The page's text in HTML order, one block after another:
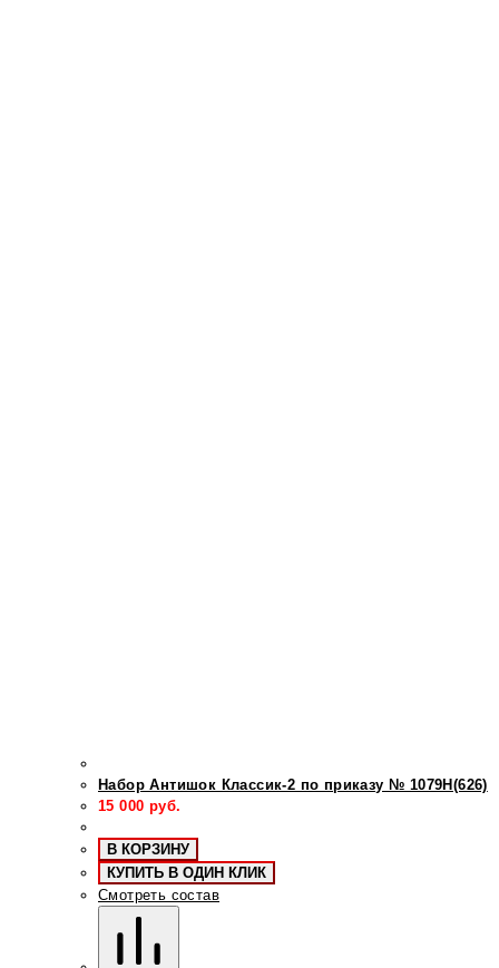
Набор Антишок Классик-2 по приказу № 1079Н(626)
15 000 руб.
В КОРЗИНУ
КУПИТЬ В ОДИН КЛИК
Смотреть состав